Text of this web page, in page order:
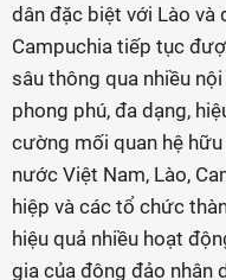
dân đặc biệt với Lào và
Campuchia tiếp tục
sâu thông qua nhiều
phong phú, đa dạng,
cường mối quan hệ
nước Việt Nam, Lào,
hiệp và các tổ chức
hiệu quả nhiều hoạt
gia của đông đảo nhân